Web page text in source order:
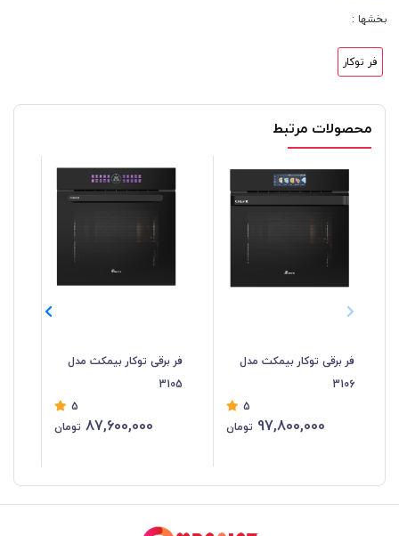
بخشها :
فر توکار
محصولات مرتبط
فر برقی توکار بیمکث مدل
3106
5
97,800,000 تومان
فر برقی توکار بیمکث مدل
3105
5
87,600,000 تومان